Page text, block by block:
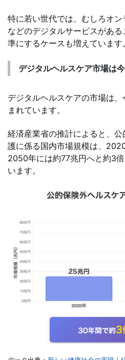
特に若い世代では、むしろオ
などのデジタルサービスがあ
準にするケースも増えています。
デジタルヘルスケア市場は
デジタルヘルスケアの市場は
まれています。
経済産業省の推計によると、
護に係る国内市場規模は、
2050年には約77兆円へと約3
います。